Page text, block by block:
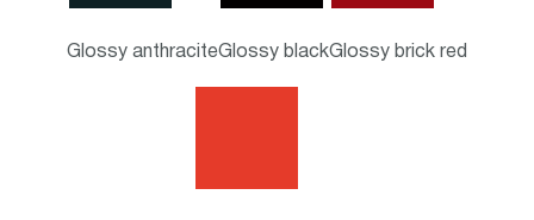
Glossy anthraciteGlossy blackGlossy brick red